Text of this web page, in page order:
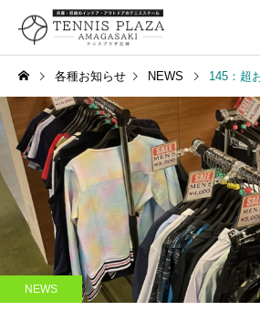
一般スクール
キャンペーン
259：箕面でナポレオンパ
イ
各種お知らせ NEWS 145：超
NEWS